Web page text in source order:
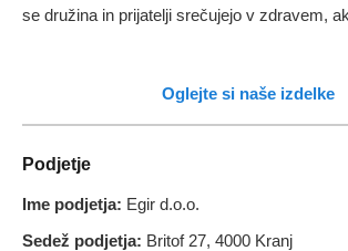
se družina in prijatelji srečujejo v zdravem,
Oglejte si naše izdelke
Podjetje
Ime podjetja: Egir d.o.o.
Sedež podjetja: Britof 27, 4000 Kranj